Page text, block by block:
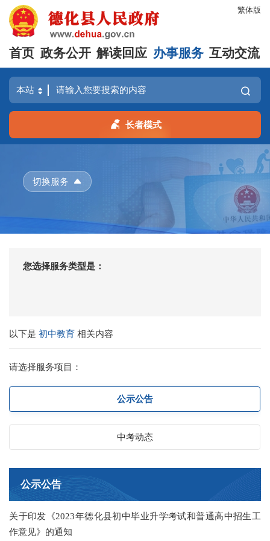
繁体版
首页 政务公开 解读回应 办事服务 互动交流
长者模式
切换服务
您选择服务类型是：
以下是初中教育相关内容
请选择服务项目：
公示公告
中考动态
公示公告
关于印发《2023年德化县初中毕业升学考试和普通高中招生工
作意见》的通知